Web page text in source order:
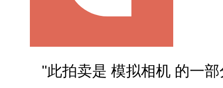
"此拍卖是 模拟相机 的一